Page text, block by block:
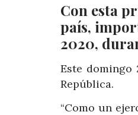
Con esta
país,
2020,
Este domingo
República.
“Como un